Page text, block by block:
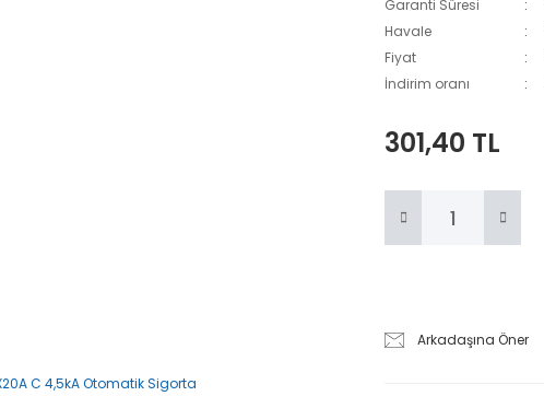
Garanti Süresi
Havale
Fiyat
İndirim oranı
301,40 TL
Arkadaşına Öner